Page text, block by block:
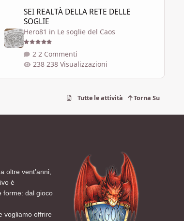
SEI REALTÀ DELLA RETE DELLE
SOGLIE
Hero81 in Le soglie del Caos
2 Commenti
238 Visualizzazioni
Tutte le attività Torna Su
oltre vent’anni,
è
forme: dal gioco
vogliamo offrire